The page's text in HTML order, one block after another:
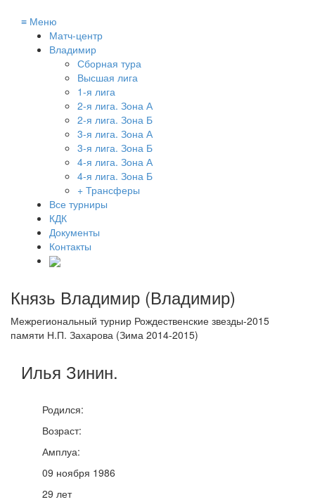
≡ Меню
Матч-центр
Владимир
Сборная тура
Высшая лига
1-я лига
2-я лига. Зона А
2-я лига. Зона Б
3-я лига. Зона А
3-я лига. Зона Б
4-я лига. Зона А
4-я лига. Зона Б
+ Трансферы
Все турниры
КДК
Документы
Контакты
Князь Владимир (Владимир)
Межрегиональный турнир Рождественские звезды-2015
памяти Н.П. Захарова (Зима 2014-2015)
Илья Зинин.
Родился:
Возраст:
Амплуа:
09 ноября 1986
29 лет